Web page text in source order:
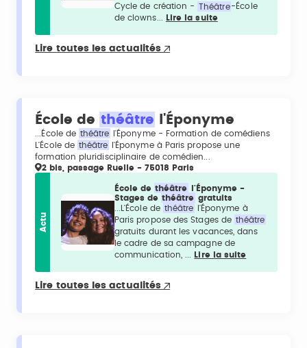
Cycle de création - Théâtre-École
de clowns...
Lire la suite
Lire toutes les actualités
École de théâtre l'Éponyme
...École de théâtre
l'Éponyme - Formation de comédiens
L'École de théâtre
l'Éponyme à Paris propose une
formation pluridisciplinaire de comédien...
2 bis, passage Ruelle - 75018 Paris
Actu
École de théâtre
l'Éponyme -
Stages de théâtre gratuits
...L'École de théâtre
l'Éponyme à
Paris propose des Stages de théâtre
gratuits durant les vacances, dans
le cadre de sa campagne de
communication, ...
Lire la suite
Lire toutes les actualités